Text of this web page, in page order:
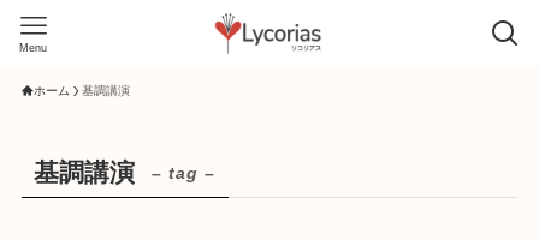
Menu
ホーム 基調講演
基調講演 – tag –